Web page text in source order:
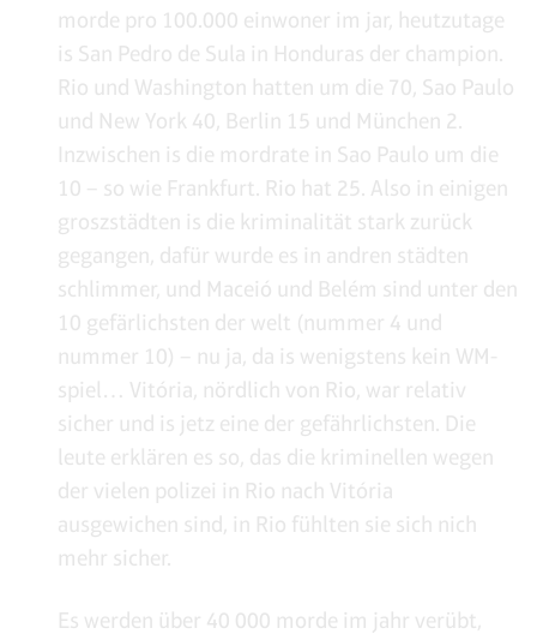
morde pro 100.000 einwoner im jar, heutzutage
is San Pedro de Sula in Honduras der champion.
Rio und Washington hatten um die 70, Sao Paulo
und New York 40, Berlin 15 und München 2.
Inzwischen is die mordrate in Sao Paulo um die
10 – so wie Frankfurt. Rio hat 25. Also in einigen
groszstädten is die kriminalität stark zurück
gegangen, dafür wurde es in andren städten
schlimmer, und Maceió und Belém sind unter den
10 gefärlichsten der welt (nummer 4 und
nummer 10) – nu ja, da is wenigstens kein WM-
spiel… Vitória, nördlich von Rio, war relativ
sicher und is jetz eine der gefährlichsten. Die
leute erklären es so, das die kriminellen wegen
der vielen polizei in Rio nach Vitória
ausgewichen sind, in Rio fühlten sie sich nich
mehr sicher.
Es werden über 40 000 morde im jahr verübt,